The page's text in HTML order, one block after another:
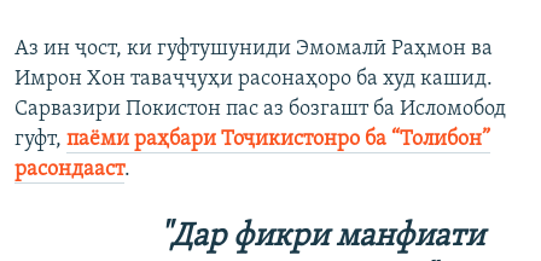
Аз ин ҷост, ки гуфтушуниди Эмомалӣ Раҳмон ва
Имрон Хон таваҷҷуҳи расонаҳоро ба худ кашид.
Сарвазири Покистон пас аз бозгашт ба Исломобод
гуфт, паёми раҳбари Тоҷикистонро ба “Толибон”
расондааст.
"Дар фикри манфиати